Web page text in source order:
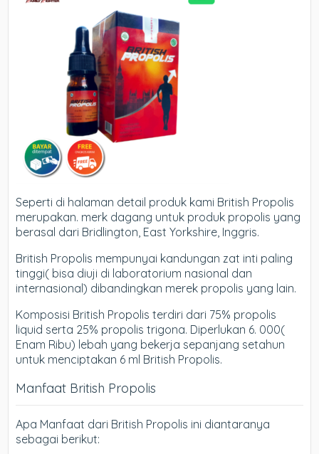
Seperti di halaman detail produk kami British Propolis
merupakan. merk dagang untuk produk propolis yang
berasal dari Bridlington, East Yorkshire, Inggris.
British Propolis mempunyai kandungan zat inti paling
tinggi( bisa diuji di laboratorium nasional dan
internasional) dibandingkan merek propolis yang lain.
Komposisi British Propolis terdiri dari 75% propolis
liquid serta 25% propolis trigona. Diperlukan 6. 000(
Enam Ribu) lebah yang bekerja sepanjang setahun
untuk menciptakan 6 ml British Propolis.
Manfaat British Propolis
Apa Manfaat dari British Propolis ini diantaranya
sebagai berikut: